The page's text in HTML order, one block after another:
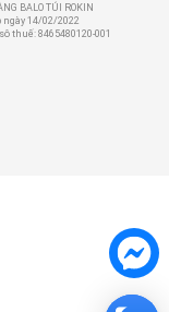
BALO TÚI ROKIN
ngày 14/02/2022
thuế: 8465480120-001